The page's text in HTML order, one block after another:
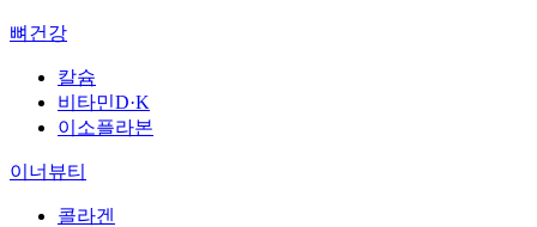
뼈건강
칼슘
비타민D·K
이소플라본
이너뷰티
콜라겐